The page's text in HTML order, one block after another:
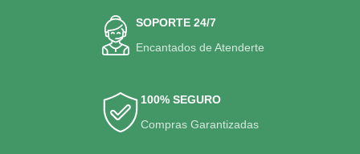
SOPORTE 24/7
Encantados de Atenderte
100% SEGURO
Compras Garantizadas